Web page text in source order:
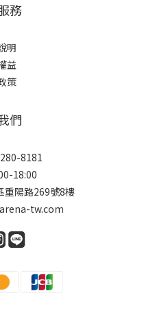
務
明
益
策
們
8181
18:00
重陽路269號8樓
tw.com